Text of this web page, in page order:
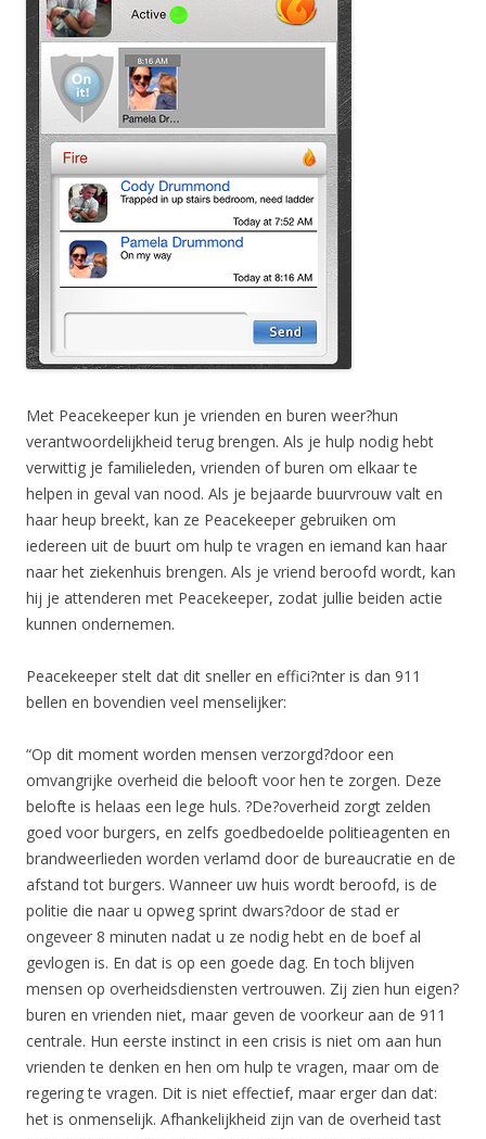
Met Peacekeeper kun je vrienden en buren weer?hun
verantwoordelijkheid terug brengen. Als je hulp nodig hebt
verwittig je familieleden, vrienden of buren om elkaar te
helpen in geval van nood. Als je bejaarde buurvrouw valt en
haar heup breekt, kan ze Peacekeeper gebruiken om
iedereen uit de buurt om hulp te vragen en iemand kan haar
naar het ziekenhuis brengen. Als je vriend beroofd wordt, kan
hij je attenderen met Peacekeeper, zodat jullie beiden actie
kunnen ondernemen.
Peacekeeper stelt dat dit sneller en effici?nter is dan 911
bellen en bovendien veel menselijker:
“Op dit moment worden mensen verzorgd?door een
omvangrijke overheid die belooft voor hen te zorgen. Deze
belofte is helaas een lege huls. ?De?overheid zorgt zelden
goed voor burgers, en zelfs goedbedoelde politieagenten en
brandweerlieden worden verlamd door de bureaucratie en de
afstand tot burgers. Wanneer uw huis wordt beroofd, is de
politie die naar u opweg sprint dwars?door de stad er
ongeveer 8 minuten nadat u ze nodig hebt en de boef al
gevlogen is. En dat is op een goede dag. En toch blijven
mensen op overheidsdiensten vertrouwen. Zij zien hun eigen?
buren en vrienden niet, maar geven de voorkeur aan de 911
centrale. Hun eerste instinct in een crisis is niet om aan hun
vrienden te denken en hen om hulp te vragen, maar om de
regering te vragen. Dit is niet effectief, maar erger dan dat:
het is onmenselijk. Afhankelijkheid zijn van de overheid tast